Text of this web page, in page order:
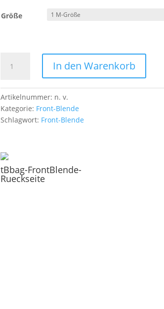
Größe
Blende
Weintrauben
In den Warenkorb
Artikelnummer: n. v.
Kategorie: Front-Blende
Schlagwort: Front-Blende
tBbag-FrontBlende-
Rueckseite